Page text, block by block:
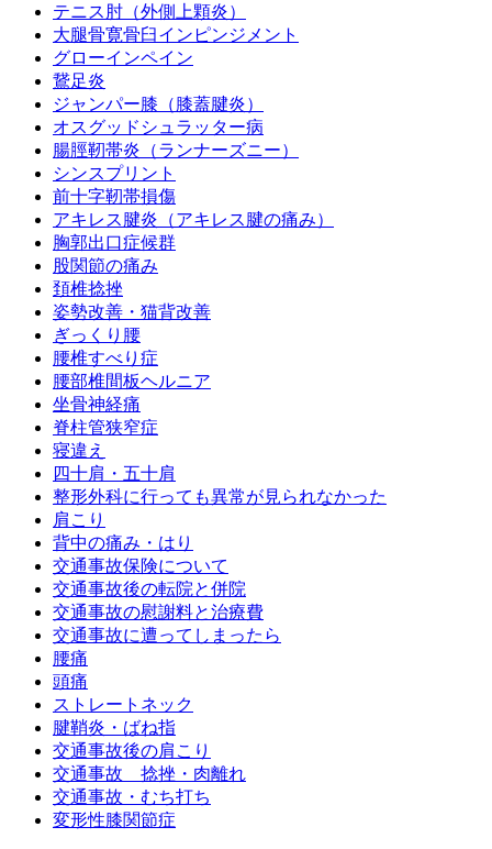
テニス肘（外側上顆炎）
大腿骨寛骨臼インピンジメント
グローインペイン
鵞足炎
ジャンパー膝（膝蓋腱炎）
オスグッドシュラッター病
腸脛靭帯炎（ランナーズニー）
シンスプリント
前十字靭帯損傷
アキレス腱炎（アキレス腱の痛み）
胸郭出口症候群
股関節の痛み
頚椎捻挫
姿勢改善・猫背改善
ぎっくり腰
腰椎すべり症
腰部椎間板ヘルニア
坐骨神経痛
脊柱管狭窄症
寝違え
四十肩・五十肩
整形外科に行っても異常が見られなかった
肩こり
背中の痛み・はり
交通事故保険について
交通事故後の転院と併院
交通事故の慰謝料と治療費
交通事故に遭ってしまったら
腰痛
頭痛
ストレートネック
腱鞘炎・ばね指
交通事故後の肩こり
交通事故 捻挫・肉離れ
交通事故・むち打ち
変形性膝関節症